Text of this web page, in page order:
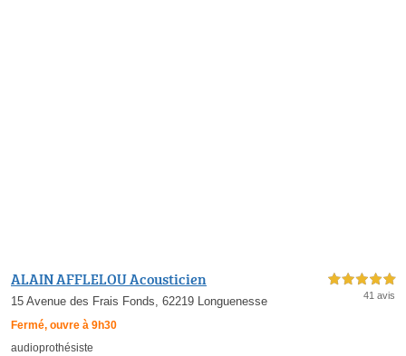
ALAIN AFFLELOU Acousticien
15 Avenue des Frais Fonds, 62219 Longuenesse
Fermé, ouvre à 9h30
5,0 étoiles sur 5
41 avis
audioprothésiste